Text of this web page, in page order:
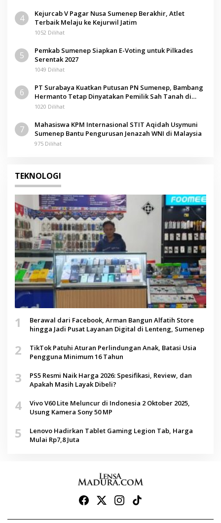
4
Kejurcab V Pagar Nusa Sumenep Berakhir, Atlet
Terbaik Melaju ke Kejurwil Jatim
1052 Dilihat
5
Pemkab Sumenep Siapkan E-Voting untuk Pilkades
Serentak 2027
1049 Dilihat
6
PT Surabaya Kuatkan Putusan PN Sumenep, Bambang
Hermanto Tetap Dinyatakan Pemilik Sah Tanah di
Pamolokan
1020 Dilihat
7
Mahasiswa KPM Internasional STIT Aqidah Usymuni
Sumenep Bantu Pengurusan Jenazah WNI di Malaysia
975 Dilihat
TEKNOLOGI
1
Berawal dari Facebook, Arman Bangun Alfatih Store
hingga Jadi Pusat Layanan Digital di Lenteng, Sumenep
2
TikTok Patuhi Aturan Perlindungan Anak, Batasi Usia
Pengguna Minimum 16 Tahun
3
PS5 Resmi Naik Harga 2026: Spesifikasi, Review, dan
Apakah Masih Layak Dibeli?
4
Vivo V60 Lite Meluncur di Indonesia 2 Oktober 2025,
Usung Kamera Sony 50 MP
5
Lenovo Hadirkan Tablet Gaming Legion Tab, Harga
Mulai Rp7,8 Juta